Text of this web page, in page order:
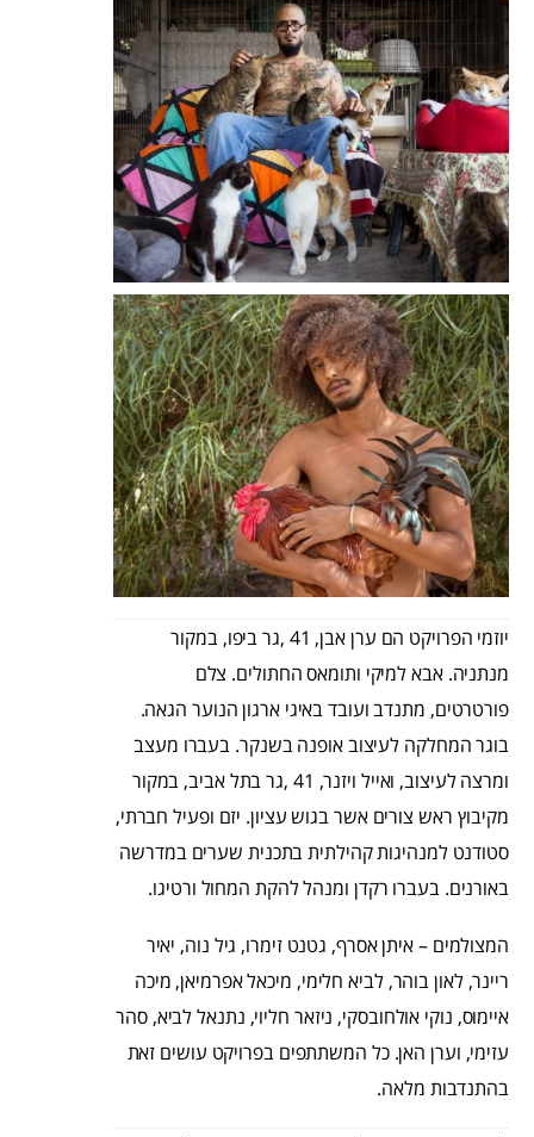
יוזמי הפרויקט הם ערן אבן, 41 ,גר ביפו, במקור
מנתניה. אבא למיקי ותומאס החתולים. צלם
פורטרטים, מתנדב ועובד באיגי ארגון הנוער הגאה.
בוגר המחלקה לעיצוב אופנה בשנקר. בעברו מעצב
ומרצה לעיצוב, ואייל ויזנר, 41 ,גר בתל אביב, במקור
מקיבוץ ראש צורים אשר בגוש עציון. יזם ופעיל חברתי,
סטודנט למנהיגות קהילתית בתכנית שערים במדרשה
באורנים. בעברו רקדן ומנהל להקת המחול ורטיגו.
המצולמים – איתן אסרף, גטנט זימרו, גיל נוה, יאיר
ריינר, לאון בוהר, לביא חלימי, מיכאל אפרמיאן, מיכה
איימוס, נוקי אולחובסקי, ניזאר חליוי, נתנאל לביא, סהר
עזימי, וערן האן. כל המשתתפים בפרויקט עושים זאת
בהתנדבות מלאה.